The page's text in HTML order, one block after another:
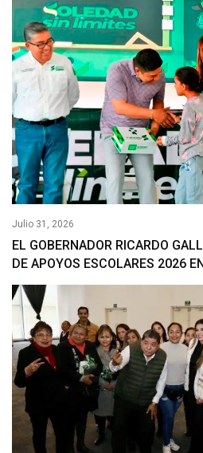
Julio 31, 2026
EL GOBERNADOR RICARDO
DE APOYOS ESCOLARES 2026